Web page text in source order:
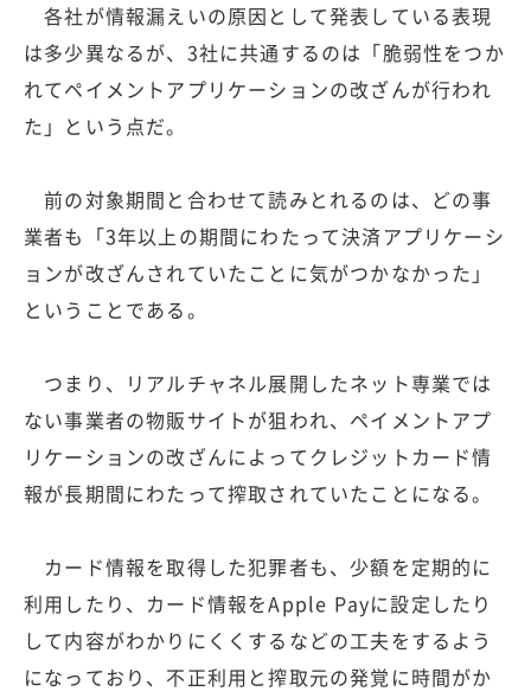
各社が情報漏えいの原因として発表している表現
は多少異なるが、3社に共通するのは「脆弱性をつか
れてペイメントアプリケーションの改ざんが行われ
た」という点だ。
前の対象期間と合わせて読みとれるのは、どの事
業者も「3年以上の期間にわたって決済アプリケーシ
ョンが改ざんされていたことに気がつかなかった」
ということである。
つまり、リアルチャネル展開したネット専業では
ない事業者の物販サイトが狙われ、ペイメントアプ
リケーションの改ざんによってクレジットカード情
報が長期間にわたって搾取されていたことになる。
カード情報を取得した犯罪者も、少額を定期的に
利用したり、カード情報をApple Payに設定したり
して内容がわかりにくくするなどの工夫をするよう
になっており、不正利用と搾取元の発覚に時間がか